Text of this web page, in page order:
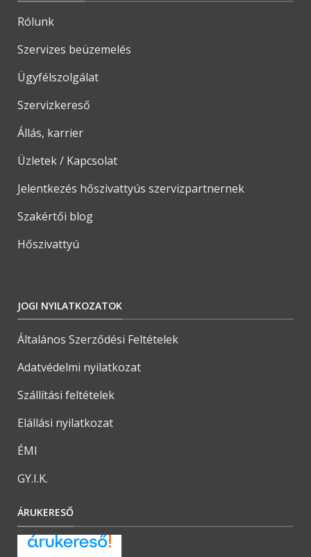
Rólunk
Szervizes beüzemelés
Ügyfélszolgálat
Szervizkereső
Állás, karrier
Üzletek / Kapcsolat
Jelentkezés hőszivattyús szervizpartnernek
Szakértői blog
Hőszivattyú
JOGI NYILATKOZATOK
Általános Szerződési Feltételek
Adatvédelmi nyilatkozat
Szállítási feltételek
Elállási nyilatkozat
ÉMI
GY.I.K.
ÁRUKERESŐ